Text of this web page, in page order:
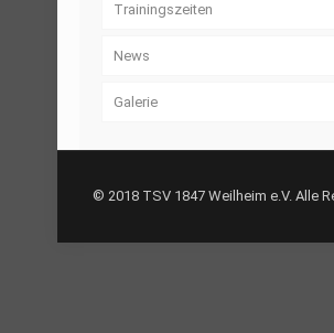
Trainingszeiten
News
Galerie
© 2018 TSV 1847 Weilheim e.V. Alle